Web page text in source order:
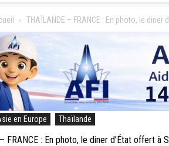
THAÏLANDE – FRANCE : En photo, le diner
en Europe Thaïlande
FRANCE : En photo, le diner d’État offert à